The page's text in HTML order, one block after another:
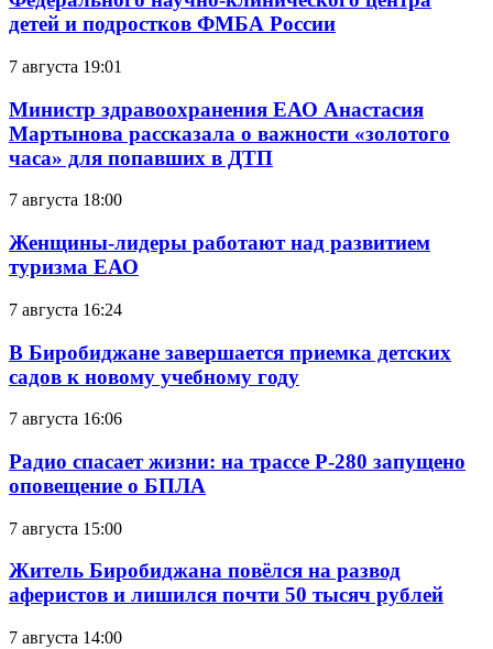
детей и подростков ФМБА России
7 августа 19:01
Министр здравоохранения ЕАО Анастасия
Мартынова рассказала о важности «золотого
часа» для попавших в ДТП
7 августа 18:00
Женщины-лидеры работают над развитием
туризма ЕАО
7 августа 16:24
В Биробиджане завершается приемка детских
садов к новому учебному году
7 августа 16:06
Радио спасает жизни: на трассе Р-280 запущено
оповещение о БПЛА
7 августа 15:00
Житель Биробиджана повёлся на развод
аферистов и лишился почти 50 тысяч рублей
7 августа 14:00